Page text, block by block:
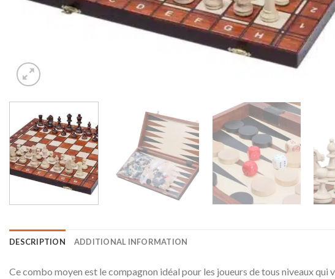
DESCRIPTION ADDITIONAL INFORMATION
Ce combo moyen est le compagnon idéal pour les joueurs de tous niveaux qui